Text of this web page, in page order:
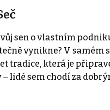
sen o vlastním
vynikne? V samém
tradice, která je
lidé sem chodí za